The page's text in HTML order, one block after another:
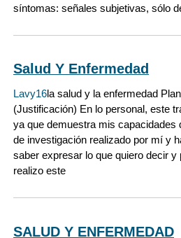
síntomas: señales subjetivas, sólo
Salud Y Enfermedad
Lavy16la salud y la enfermedad
(Justificación) En lo personal, este
ya que demuestra mis capacidades
de investigación realizado por mí y
saber expresar lo que quiero decir
realizo este
SALUD Y ENFERMEDAD